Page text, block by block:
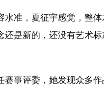
准，夏征宇感觉，整体
是新的，还没有艺术
事评委，她发现众多作